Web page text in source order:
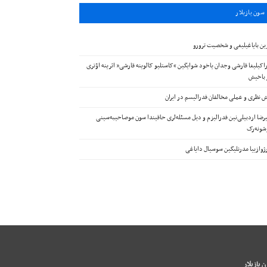
سون يازيلار
بایاغیلیغی و شخصیت ترورو
قارشی وجدان یاخود شوایگین “کاستلیو کالوینه قارشی” اثرینه اؤتری
باخیش
نظری و عملی مخالفان فدرالیسم در ایران
اردبیلی‌نین فدرالیزم و دیل مسئله‌لری حاقیندا سون موصاحیبه‌سینی
مدرنلیگین سوسیال دایاغی
يازيلار